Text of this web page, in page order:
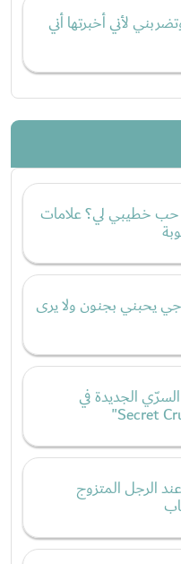
لأني أخبرتها أني
حب خطيبي لي؟ علامات
يحبني بجنون ولا يرى
الجديدة في
الرجل المتزوج